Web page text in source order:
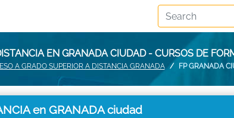
EN GRANADA CIUDAD - CURSOS DE
A GRADO SUPERIOR A DISTANCIA GRANADA FP GRANADA
en GRANADA ciudad